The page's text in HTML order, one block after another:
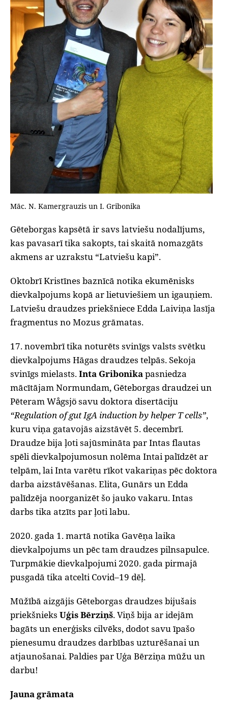
Māc. N. Kamergrauzis un I. Gribonika
Gēteborgas kapsētā ir savs latviešu nodalījums,
kas pavasarī tika sakopts, tai skaitā nomazgāts
akmens ar uzrakstu “Latviešu kapi”.
Oktobrī Kristīnes baznīcā notika ekumēnisks
dievkalpojums kopā ar lietuviešiem un igauņiem.
Latviešu draudzes priekšniece Edda Laiviņa lasīja
fragmentus no Mozus grāmatas.
17. novembrī tika noturēts svinīgs valsts svētku
dievkalpojums Hāgas draudzes telpās. Sekoja
svinīgs mielasts. Inta Gribonikapasniedza
mācītājam Normundam, Gēteborgas draudzei un
Pēteram Wågsjö savu doktora disertāciju
“Regulation of gut IgA induction by helper T cells”,
kuru viņa gatavojās aizstāvēt 5. decembrī.
Draudze bija ļoti sajūsmināta par Intas flautas
spēli dievkalpojumosun nolēma Intai palīdzēt ar
telpām, lai Inta varētu rīkot vakariņas pēc doktora
darba aizstāvēšanas. Elita, Gunārs un Edda
palīdzēja noorganizēt šo jauko vakaru. Intas
darbs tika atzīts par ļoti labu.
2020. gada 1. martā notika Gavēņa laika
dievkalpojums un pēc tam draudzes pilnsapulce.
Turpmākie dievkalpojumi 2020. gada pirmajā
pusgadā tika atcelti Covid–19 dēļ.
Mūžībā aizgājis Gēteborgas draudzes bijušais
priekšnieks Uģis Bērziņš. Viņš bija ar idejām
bagāts un enerģisks cilvēks, dodot savu īpašo
pienesumu draudzes darbības uzturēšanai un
atjaunošanai. Paldies par Uģa Bērziņa mūžu un
darbu!
Jauna grāmata